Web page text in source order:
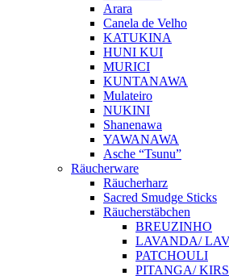
Arara
Canela de Velho
KATUKINA
HUNI KUI
MURICI
KUNTANAWA
Mulateiro
NUKINI
Shanenawa
YAWANAWA
Asche “Tsunu”
Räucherware
Räucherharz
Sacred Smudge Sticks
Räucherstäbchen
BREUZINHO
LAVANDA/
PATCHOULI
PITANGA/